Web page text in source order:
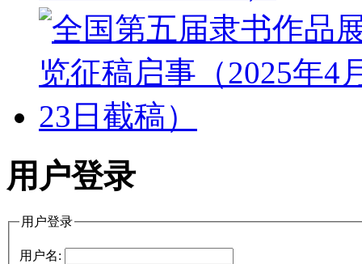
用户登录
用户登录
用户名: